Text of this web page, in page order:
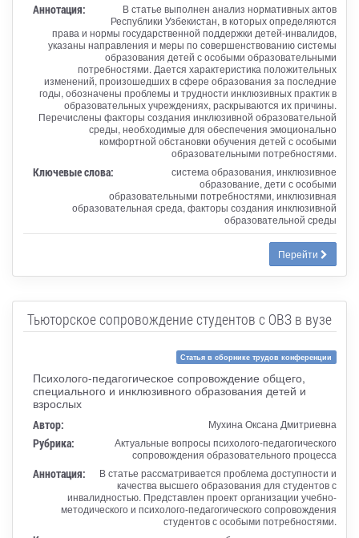
Аннотация:
В статье выполнен анализ нормативных актов
Республики Узбекистан, в которых определяются
права и нормы государственной поддержки детей-инвалидов,
указаны направления и меры по совершенствованию системы
образования детей с особыми образовательными
потребностями. Дается характеристика положительных
изменений, произошедших в сфере образования за последние
годы, обозначены проблемы и трудности инклюзивных практик в
образовательных учреждениях, раскрываются их причины.
Перечислены факторы создания инклюзивной образовательной
среды, необходимые для обеспечения эмоционально
комфортной обстановки обучения детей с особыми
образовательными потребностями.
Ключевые слова:
система образования, инклюзивное
образование, дети с особыми
образовательными потребностями, инклюзивная
образовательная среда, факторы создания инклюзивной
образовательной среды
Перейти
Тьюторское сопровождение студентов с ОВЗ в вузе
Статья в сборнике трудов конференции
Психолого-педагогическое сопровождение общего,
специального и инклюзивного образования детей и
взрослых
Автор: Мухина Оксана Дмитриевна
Рубрика:
Актуальные вопросы психолого-педагогического
сопровождения образовательного процесса
Аннотация:
В статье рассматривается проблема доступности и
качества высшего образования для студентов с
инвалидностью. Представлен проект организации учебно-
методического и психолого-педагогического сопровождения
студентов с особыми потребностями.